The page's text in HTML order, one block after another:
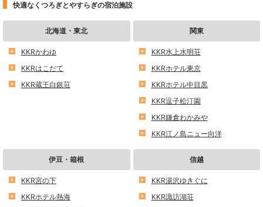
快適なくつろぎとやすらぎの宿泊施設
北海道・東北
KKRかわゆ
KKRはこだて
KKR蔵王白銀荘
関東
KKR水上水明荘
KKRホテル東京
KKRホテル中目黒
KKR逗子松汀園
KKR鎌倉わかみや
KKR江ノ島ニュー向洋
伊豆・箱根
KKR宮の下
KKRホテル熱海
信越
KKR湯沢ゆきぐに
KKR諏訪湖荘